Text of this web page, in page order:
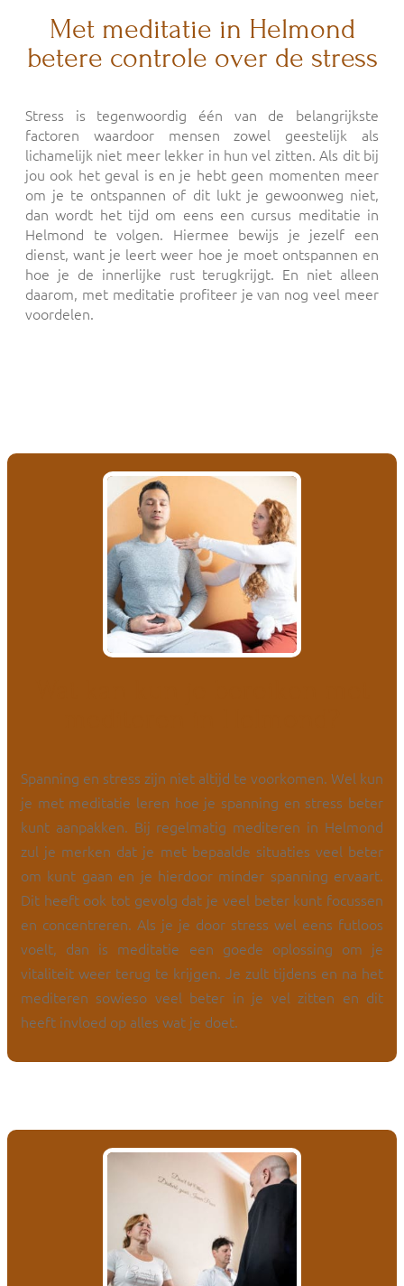
Met meditatie in Helmond
betere controle over de stress
Stress is tegenwoordig één van de belangrijkste
factoren waardoor mensen zowel geestelijk als
lichamelijk niet meer lekker in hun vel zitten. Als dit bij
jou ook het geval is en je hebt geen momenten meer
om je te ontspannen of dit lukt je gewoonweg niet,
dan wordt het tijd om eens een cursus meditatie in
Helmond te volgen. Hiermee bewijs je jezelf een
dienst, want je leert weer hoe je moet ontspannen en
hoe je de innerlijke rust terugkrijgt. En niet alleen
daarom, met meditatie profiteer je van nog veel meer
voordelen.
Spanning en stress zijn niet altijd te voorkomen. Wel kun
je met meditatie leren hoe je spanning en stress beter
kunt aanpakken. Bij regelmatig mediteren in Helmond
zul je merken dat je met bepaalde situaties veel beter
om kunt gaan en je hierdoor minder spanning ervaart.
Dit heeft ook tot gevolg dat je veel beter kunt focussen
en concentreren. Als je je door stress wel eens futloos
voelt, dan is meditatie een goede oplossing om je
vitaliteit weer terug te krijgen. Je zult tijdens en na het
mediteren sowieso veel beter in je vel zitten en dit
heeft invloed op alles wat je doet.